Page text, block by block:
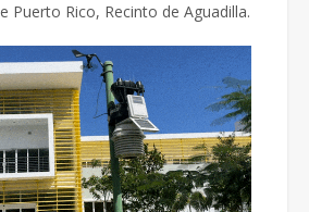
Puerto Rico, Recinto de Aguadilla.